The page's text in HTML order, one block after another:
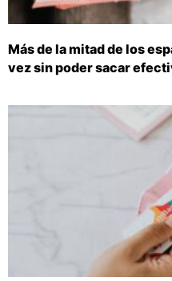
Más de la mitad de los
vez sin poder sacar